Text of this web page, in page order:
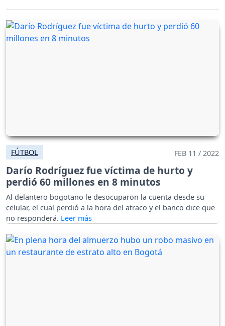
FÚTBOL FEB 11 / 2022
Darío Rodríguez fue víctima de hurto y
perdió 60 millones en 8 minutos
Al delantero bogotano le desocuparon la cuenta desde su
celular, el cual perdió a la hora del atraco y el banco dice que
no responderá.